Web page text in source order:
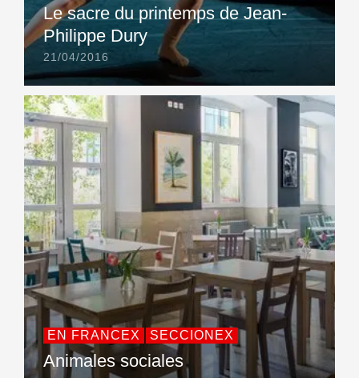
Le sacre du printemps de Jean-
Philippe Dury
21/04/2016
EN FRANCEX SECCIONEX
Animales sociales